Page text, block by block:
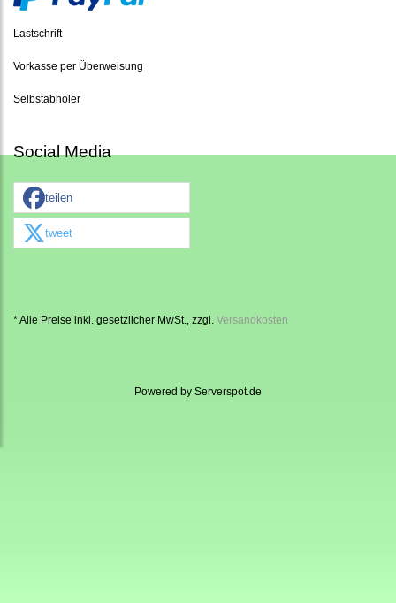
Lastschrift
Vorkasse per Überweisung
Selbstabholer
Social Media
teilen
tweet
* Alle Preise inkl. gesetzlicher MwSt., zzgl. Versandkosten
Powered by Serverspot.de